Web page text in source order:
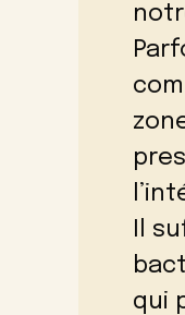
Il
qui